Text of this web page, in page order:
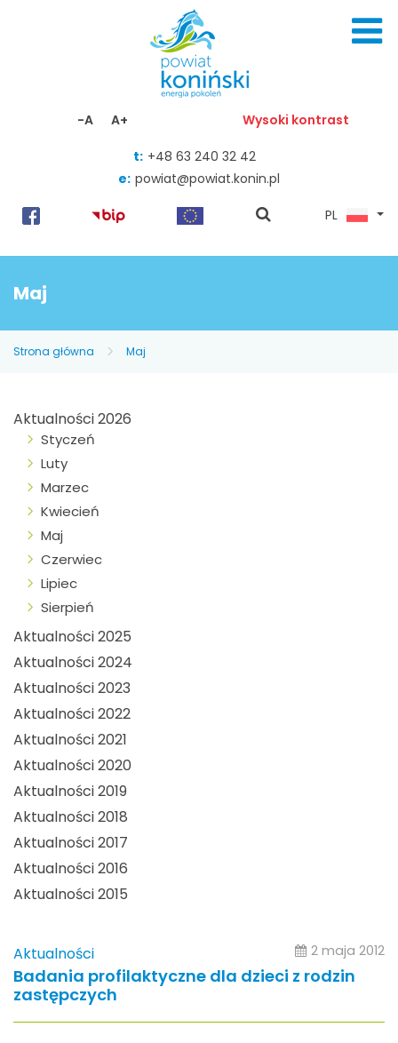
-A A+ Wysoki kontrast
t: +48 63 240 32 42
e: powiat@powiat.konin.pl
pokaż
PL
Maj
Strona główna Maj
Aktualności 2026
Styczeń
Luty
Marzec
Kwiecień
Maj
Czerwiec
Lipiec
Sierpień
Aktualności 2025
Aktualności 2024
Aktualności 2023
Aktualności 2022
Aktualności 2021
Aktualności 2020
Aktualności 2019
Aktualności 2018
Aktualności 2017
Aktualności 2016
Aktualności 2015
Aktualności 2 maja 2012
Badania profilaktyczne dla dzieci z rodzin
zastępczych